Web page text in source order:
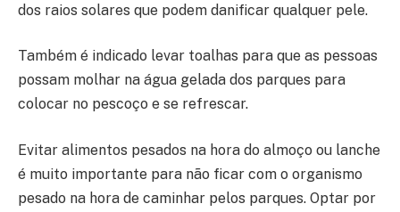
dos raios solares que podem danificar qualquer pele.
Também é indicado levar toalhas para que as pessoas
possam molhar na água gelada dos parques para
colocar no pescoço e se refrescar.
Evitar alimentos pesados na hora do almoço ou lanche
é muito importante para não ficar com o organismo
pesado na hora de caminhar pelos parques. Optar por